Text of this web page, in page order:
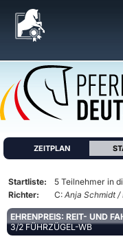
ZEITPLAN
Startliste:
5 Teilnehmer in
Richter:
C: Anja Schmidt /
EHRENPREIS: REIT- UND
3/2 FÜHRZÜGEL-WB